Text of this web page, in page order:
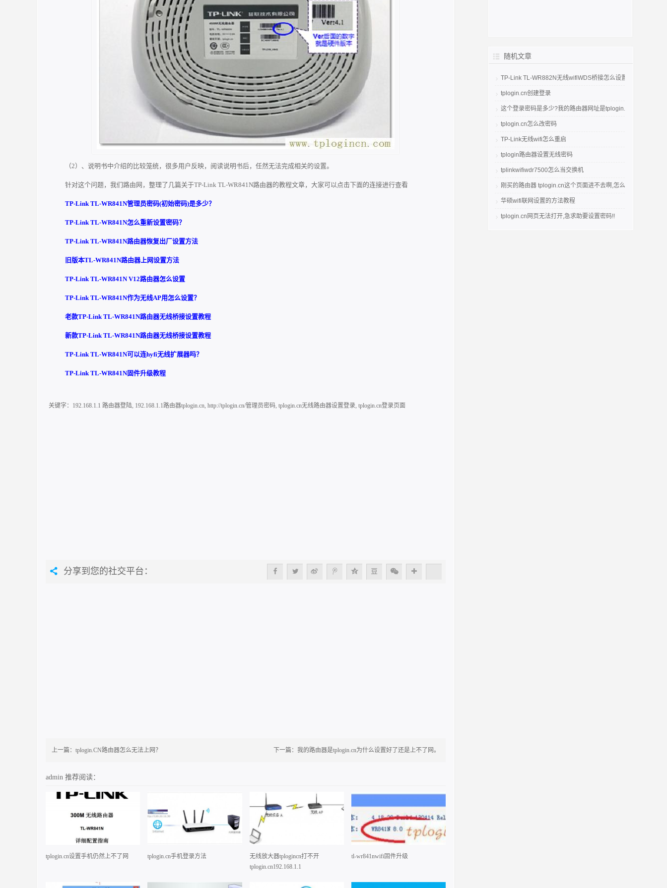
（2）、说明书中介绍的比较笼统，很多用户反映，阅读说明书后，任然无法完成相关的设置。
针对这个问题，我们路由网，整理了几篇关于TP-Link TL-WR841N路由器的教程文章，大家可以点击下面的连接进行查看
TP-Link TL-WR841N管理员密码(初始密码)是多少？
TP-Link TL-WR841N怎么重新设置密码？
TP-Link TL-WR841N路由器恢复出厂设置方法
旧版本TL-WR841N路由器上网设置方法
TP-Link TL-WR841N V12路由器怎么设置
TP-Link TL-WR841N作为无线AP用怎么设置？
老款TP-Link TL-WR841N路由器无线桥接设置教程
新款TP-Link TL-WR841N路由器无线桥接设置教程
TP-Link TL-WR841N可以连hyfi无线扩展器吗？
TP-Link TL-WR841N固件升级教程
关键字： 192.168.1.1 路由器登陆, 192.168.1.1路由器tplogin.cn, http://tplogin.cn/管理员密码, tplogin.cn无线路由器设置登录, tplogin.cn登录页面
分享到您的社交平台：
上一篇： tplogin.CN路由器怎么无法上网？ 下一篇： 我的路由器是tplogin.cn为什么设置好了还是上不了网。
admin 推荐阅读：
tplogin.cn设置手机仍然上不了网 tplogin.cn手机登录方法
无线放大器tplogincn打不开
tplogin.cn192.168.1.1
tl-wr841nwifi固件升级
随机文章
TP-Link TL-WR882N无线wifiWDS桥接怎么设置
tplogin.cn创建登录
这个登录密码是多少?我的路由器网址是tplogin.cn
tplogin.cn怎么改密码
TP-Link无线wifi怎么重启
tplogin路由器设置无线密码
tplinkwifiwdr7500怎么当交换机
刚买的路由器 tplogin.cn这个页面进不去啊,怎么办?
华硕wifi联网设置的方法教程
tplogin.cn网页无法打开,急求助要设置密码!!